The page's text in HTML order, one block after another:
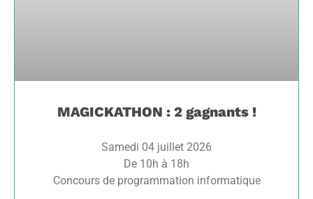
MAGICKATHON : 2 gagnants !
Samedi 04 juillet 2026
De 10h à 18h
Concours de programmation informatique